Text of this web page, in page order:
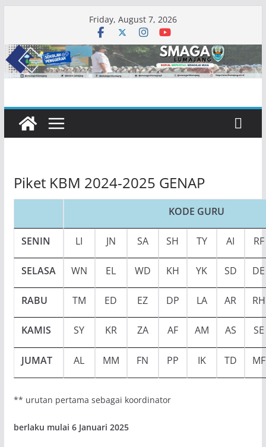
content
Friday, August 7, 2026
Piket KBM 2024-2025 GENAP
KODE GURU
SENIN LI JN SA SH TY AI RF
SELASA WN EL WD KH YK SD DE
RABU TM ED EZ DP LA AR RH
KAMIS SY KR ZA AF AM AS SE
JUMAT AL MM FN PP IK TD MF
** urutan pertama sebagai koordinator
berlaku mulai 6 Januari 2025